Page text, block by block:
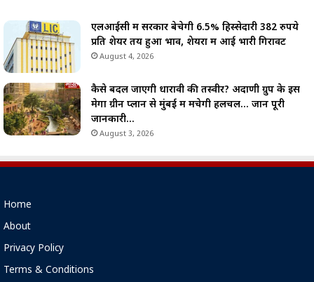
एलआईसी में सरकार बेचेगी 6.5% हिस्सेदारी 382 रुपये
प्रति शेयर तय हुआ भाव, शेयरों में आई भारी गिरावट
August 4, 2026
कैसे बदल जाएगी धारावी की तस्वीर? अदाणी ग्रुप के इस
मेगा ग्रीन प्लान से मुंबई में मचेगी हलचल… जानें पूरी
जानकारी…
August 3, 2026
Home
About
Privacy Policy
Terms & Conditions